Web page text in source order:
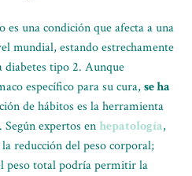
es una condición que afecta a una
mundial, estando estrechamente
diabetes tipo 2. Aunque
específico para su cura, se ha
de hábitos es la herramienta
expertos enhepatología,
reducción del peso corporal;
peso total podría permitir la